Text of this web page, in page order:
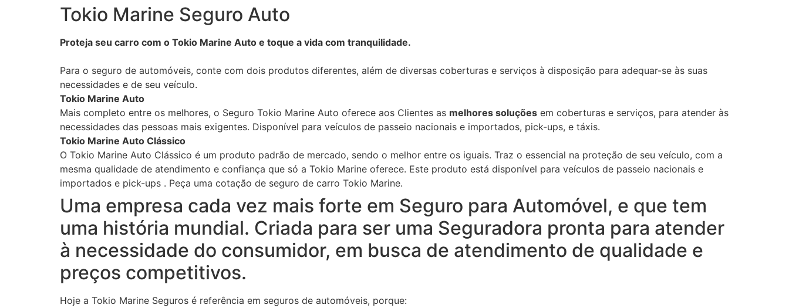
Tokio Marine Seguro Auto
Proteja seu carro com o Tokio Marine Auto e toque a vida com tranquilidade.
Para o seguro de automóveis, conte com dois produtos diferentes, além de diversas coberturas e serviços à disposição para adequar-se às suas
necessidades e de seu veículo.
Tokio Marine Auto
Mais completo entre os melhores, o Seguro Tokio Marine Auto oferece aos Clientes as melhores soluções em coberturas e serviços, para atender às
necessidades das pessoas mais exigentes. Disponível para veículos de passeio nacionais e importados, pick-ups, e táxis.
Tokio Marine Auto Clássico
O Tokio Marine Auto Clássico é um produto padrão de mercado, sendo o melhor entre os iguais. Traz o essencial na proteção de seu veículo, com a
mesma qualidade de atendimento e confiança que só a Tokio Marine oferece. Este produto está disponível para veículos de passeio nacionais e
importados e pick-ups . Peça uma cotação de seguro de carro Tokio Marine.
Uma empresa cada vez mais forte em Seguro para Automóvel, e que tem
uma história mundial. Criada para ser uma Seguradora pronta para atender
à necessidade do consumidor, em busca de atendimento de qualidade e
preços competitivos.
Hoje a Tokio Marine Seguros é referência em seguros de automóveis, porque: